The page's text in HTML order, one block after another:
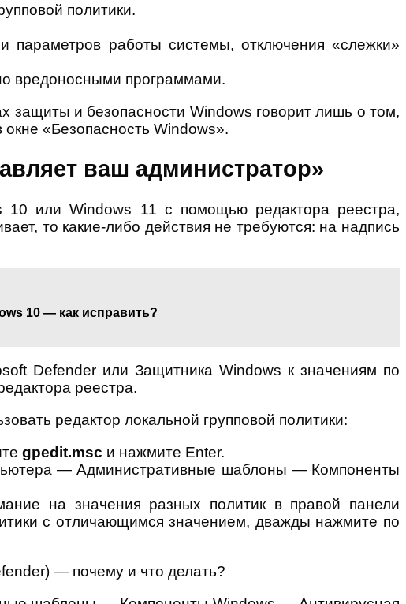
политики.
работы системы, отключения «слежки»
вредоносными программами.
защиты и безопасности Windows говорит лишь о том,
«Безопасность Windows».
ваш администратор»
10 или Windows 11 с помощью редактора реестра,
то какие-либо действия не требуются: на надпись
10 — как исправить?
Defender или Защитника Windows к значениям по
реестра.
редактор локальной групповой политики:
gpedit.msc и нажмите Enter.
— Административные шаблоны — Компоненты
на значения разных политик в правой панели
с отличающимся значением, дважды нажмите по